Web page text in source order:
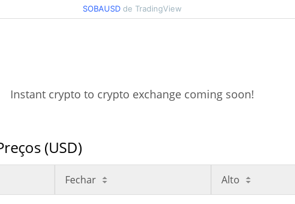
SOBAUSD de TradingView
Instant crypto to crypto exchange coming soon!
(USD)
Fechar Alto